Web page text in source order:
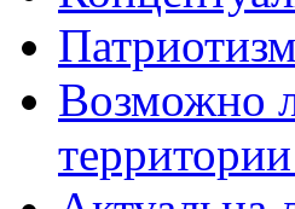
Возможно